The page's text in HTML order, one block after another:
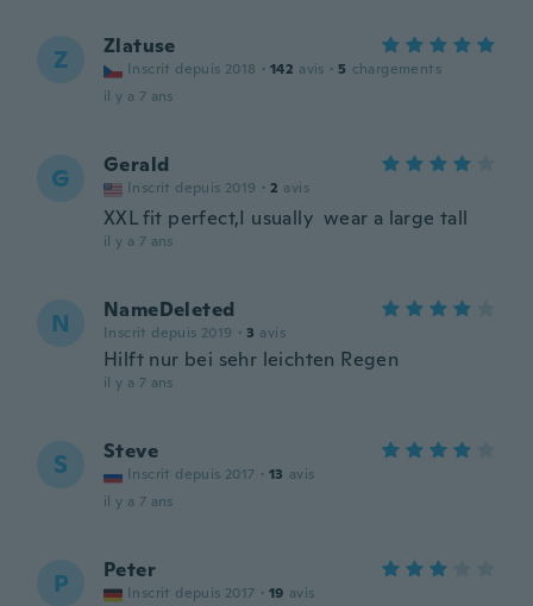
Z Zlatuse
Inscrit depuis 2018 · 142 avis · 5 chargements
il y a 7 ans
G Gerald
Inscrit depuis 2019 · 2 avis
XXL fit perfect,I usually wear a large tall
il y a 7 ans
N NameDeleted
Inscrit depuis 2019 · 3 avis
Hilft nur bei sehr leichten Regen
il y a 7 ans
S Steve
Inscrit depuis 2017 · 13 avis
il y a 7 ans
P Peter
Inscrit depuis 2017 · 19 avis